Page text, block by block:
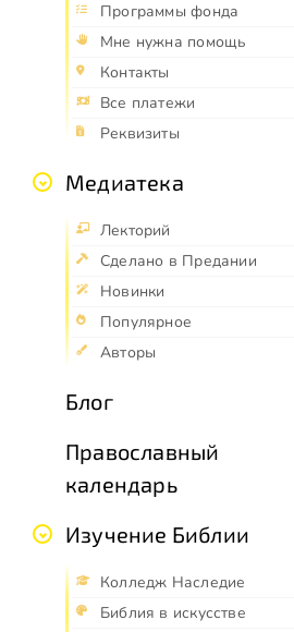
Программы фонда
Мне нужна помощь
Контакты
Все платежи
Реквизиты
Медиатека
Лекторий
Сделано в Предании
Новинки
Популярное
Авторы
Блог
Православный
календарь
Изучение Библии
Колледж Наследие
Библия в искусстве